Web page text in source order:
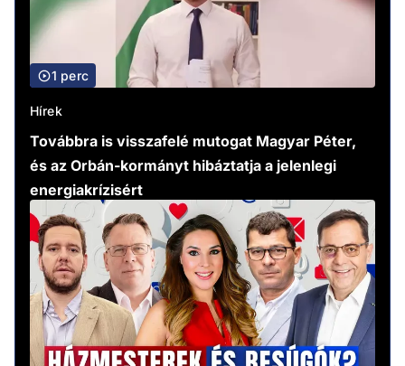
1 perc
Hírek
Továbbra is visszafelé mutogat Magyar Péter,
és az Orbán-kormányt hibáztatja a jelenlegi
energiakrízisért